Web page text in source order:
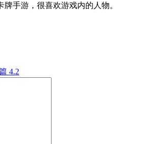
手游，很喜欢游戏内的人物。
4.2